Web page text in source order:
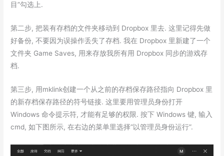
目”勾选上.
第二步, 把装有存档的文件夹移动到 Dropbox 里去. 这里记得先做
好备份, 不要因为误操作丢失了存档. 我在 Dropbox 里新建了一个
文件夹 Game Saves, 用来存放我所有用 Dropbox 同步的游戏存
档.
第三步, 用mklink创建一个从之前的存档保存路径指向 Dropbox 里
的新存档保存路径的符号链接. 这里要用管理员身份打开
Windows 命令提示符, 才能有足够的权限. 按下 Windows 键, 输入
cmd, 如下图所示, 在右边的菜单里选择”以管理员身份运行”.